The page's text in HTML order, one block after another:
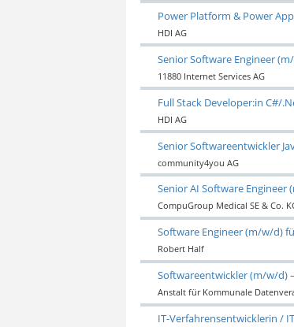
Power Platform & Power
HDI AG
Senior Software Engineer
11880 Internet Services AG
Full Stack Developer:in C#/
HDI AG
Senior Softwareentwickler
community4you AG
Senior AI Software Engineer
CompuGroup Medical SE & Co.
Software Engineer (m/w/d)
Robert Half
Softwareentwickler (m/w/d)
Anstalt für Kommunale
IT-Verfahrensentwicklerin /